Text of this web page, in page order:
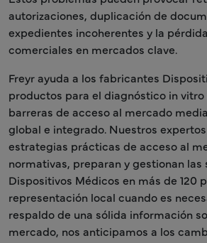
autorizaciones, duplicación de
expedientes incoherentes y la
comerciales en mercados clave.
Freyr ayuda a los fabricantes
productos para el diagnóstico in vitro
barreras de acceso al mercado
global e integrado. Nuestros
estrategias prácticas de acceso al
normativas, preparan y gestionan las
Dispositivos Médicos en más de 120
representación local cuando es
respaldo de una sólida información
mercado, nos anticipamos a los